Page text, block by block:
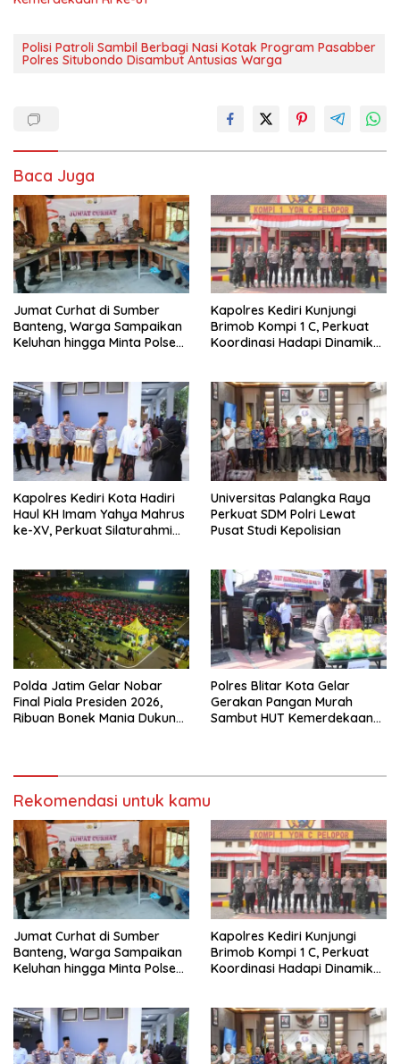
Polisi Patroli Sambil Berbagi Nasi Kotak Program Pasabber
Polres Situbondo Disambut Antusias Warga
Baca Juga
Jumat Curhat di Sumber
Banteng, Warga Sampaikan
Keluhan hingga Minta Polsek
Kapolres Kediri Kunjungi
Brimob Kompi 1 C, Perkuat
Koordinasi Hadapi Dinamika
Kapolres Kediri Kota Hadiri
Haul KH Imam Yahya Mahrus
ke-XV, Perkuat Silaturahmi
Universitas Palangka Raya
Perkuat SDM Polri Lewat
Pusat Studi Kepolisian
Polda Jatim Gelar Nobar
Final Piala Presiden 2026,
Ribuan Bonek Mania Dukung
Polres Blitar Kota Gelar
Gerakan Pangan Murah
Sambut HUT Kemerdekaan
Rekomendasi untuk kamu
Jumat Curhat di Sumber
Banteng, Warga Sampaikan
Keluhan hingga Minta Polsek
Kapolres Kediri Kunjungi
Brimob Kompi 1 C, Perkuat
Koordinasi Hadapi Dinamika